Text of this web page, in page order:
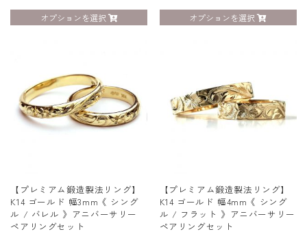
オプションを選択 オプションを選択
【プレミアム鍛造製法リング】
K14 ゴールド 幅3mm《 シング
ル / バレル 》アニバーサリー
ペアリングセット
【プレミアム鍛造製法リング】
K14 ゴールド 幅4mm《 シング
ル / フラット 》アニバーサリー
ペアリングセット